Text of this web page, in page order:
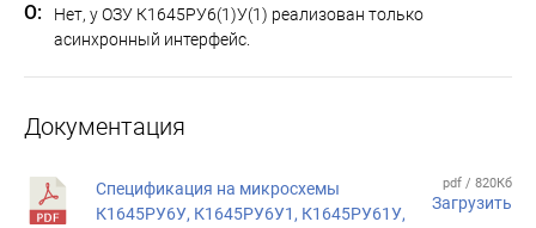
Нет, у ОЗУ К1645РУ6(1)У(1) реализован только
асинхронный интерфейс.
Документация
Спецификация на микросхемы
К1645РУ6У, К1645РУ6У1, К1645РУ61У,
pdf / 820Кб
Загрузить